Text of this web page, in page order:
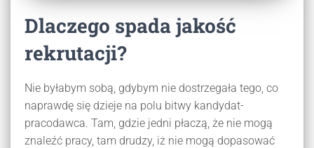
Dlaczego spada jakość
rekrutacji?
Nie byłabym sobą, gdybym nie dostrzegała tego, co
naprawdę się dzieje na polu bitwy kandydat-
pracodawca. Tam, gdzie jedni płaczą, że nie mogą
znaleźć pracy, tam drudzy, iż nie mogą dopasować